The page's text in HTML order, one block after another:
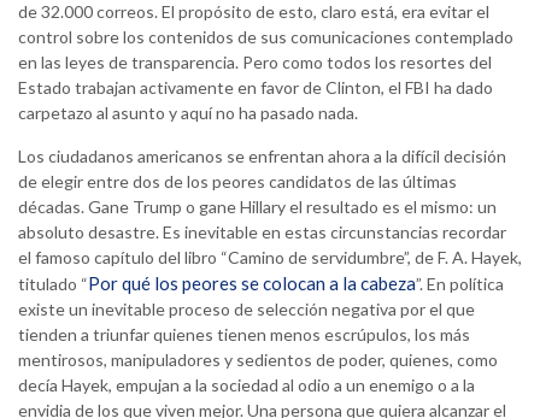
de 32.000 correos. El propósito de esto, claro está, era evitar el
control sobre los contenidos de sus comunicaciones contemplado
en las leyes de transparencia. Pero como todos los resortes del
Estado trabajan activamente en favor de Clinton, el FBI ha dado
carpetazo al asunto y aquí no ha pasado nada.
Los ciudadanos americanos se enfrentan ahora a la difícil decisión
de elegir entre dos de los peores candidatos de las últimas
décadas. Gane Trump o gane Hillary el resultado es el mismo: un
absoluto desastre. Es inevitable en estas circunstancias recordar
el famoso capítulo del libro “Camino de servidumbre”, de F. A. Hayek,
titulado “Por qué los peores se colocan a la cabeza”. En política
existe un inevitable proceso de selección negativa por el que
tienden a triunfar quienes tienen menos escrúpulos, los más
mentirosos, manipuladores y sedientos de poder, quienes, como
decía Hayek, empujan a la sociedad al odio a un enemigo o a la
envidia de los que viven mejor. Una persona que quiera alcanzar el